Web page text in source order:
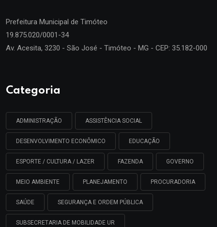
Prefeitura Municipal de Timóteo
19.875.020/0001-34
Av. Acesita, 3230 - São José - Timóteo - MG - CEP: 35.182-000
Categoria
ADMINISTRAÇÃO ASSISTÊNCIA SOCIAL
DESENVOLVIMENTO ECONÔMICO EDUCAÇÃO
ESPORTE / CULTURA / LAZER FAZENDA GOVERNO
MEIO AMBIENTE PLANEJAMENTO PROCURADORIA
SAÚDE SEGURANÇA E ORDEM PÚBLICA
SUBSECRETARIA DE MOBILIDADE UR